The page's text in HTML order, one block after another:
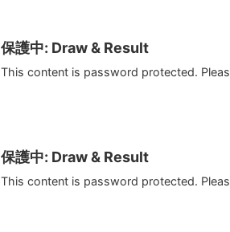
保護中: Draw & Result
This content is password protected.
保護中: Draw & Result
This content is password protected.